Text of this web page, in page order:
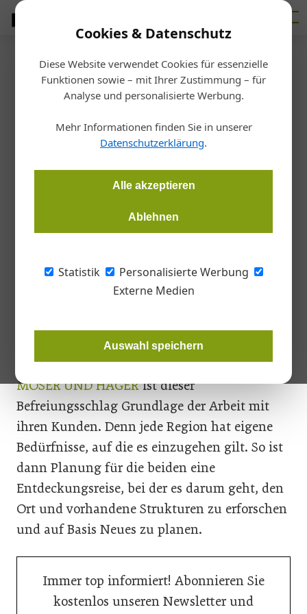
Cookies & Datenschutz
Diese Website verwendet Cookies für essenzielle
Funktionen sowie – mit Ihrer Zustimmung – für
Analyse und personalisierte Werbung.
Mehr Informationen finden Sie in unserer
Datenschutzerklärung.
Alle akzeptieren
Ablehnen
Statistik
Personalisierte Werbung
Externe Medien
Auswahl speichern
Startseite/Allgemein
Stand.punkte – Moser und
Hager
In neuen stand.punkte-Video sprechen Anna Moser und
Michael Hager über das Aufgeben starrer Strukturen – und
klassische Zuschreibungen zu hinterfragen.
vorgefertigten Bildern zu befreien und auf
grundlegende Bedürfnisse einzugehen. Für
MOSER UND HAGERist dieser
Befreiungsschlag Grundlage der Arbeit mit
ihren Kunden. Denn jede Region hat eigene
Bedürfnisse, auf die es einzugehen gilt. So ist
dann Planung für die beiden eine
Entdeckungsreise, bei der es darum geht, den
Ort und vorhandene Strukturen zu erforschen
und auf Basis Neues zu planen.
Immer top informiert! Abonnieren Sie
kostenlos unseren Newsletter und